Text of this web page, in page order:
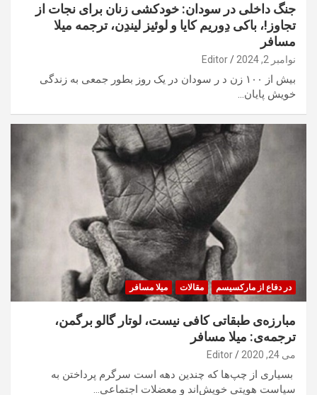
جنگ داخلی در سودان: خودکشی زنان برای نجات از
تجاوز!، باکی دِوریم کایا و لوئیز لیندِن، ترجمه میلا
مسافر
نوامبر 2, 2024 Editor
بیش از ۱۰۰ زن د ر سودان در یک روز بطور جمعی به زندگی
خویش پایان…
در دفاع از مارکسیسم مقالات میلا مسافر
مبارزه‌ی طبقاتی کافی نیست، لوتار گالو برگمن،
ترجمه‌ی: میلا مسافر
می 24, 2020 Editor
بسیاری از چپ‌ها که چندین دهه است سرگرم پرداختن به
سیاست هویتی خویش‌اند و معضلات اجتماعی…